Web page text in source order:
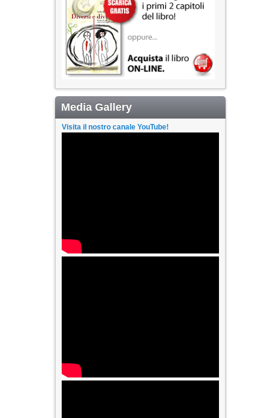
Media Gallery
Visita il nostro canale YouTube!